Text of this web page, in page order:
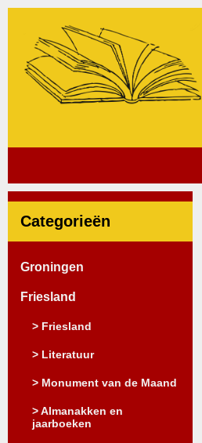
Categorieën
Groningen
Friesland
> Friesland
> Literatuur
> Monument van de Maand
> Almanakken en
jaarboeken